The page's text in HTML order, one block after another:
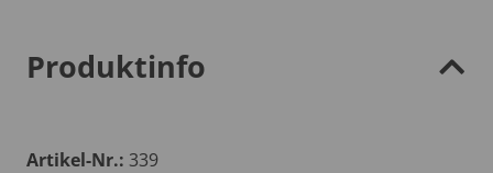
Produktinfo
Artikel-Nr.: 339